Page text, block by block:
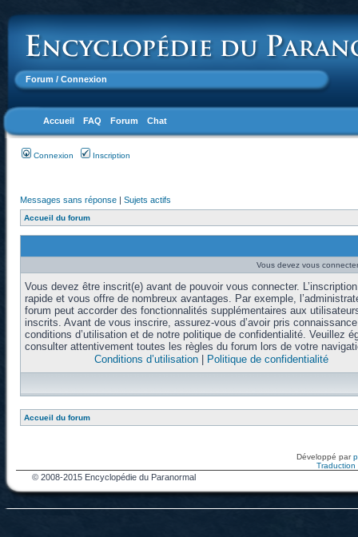
Forum / Connexion
Accueil FAQ Forum Chat
Connexion Inscription
Messages sans réponse | Sujets actifs
Accueil du forum
Vous devez vous
Vous devez être inscrit(e) avant de pouvoir vous connecter.
rapide et vous offre de nombreux avantages. Par exemple,
forum peut accorder des fonctionnalités supplémentaires aux
inscrits. Avant de vous inscrire, assurez-vous d’avoir pris
conditions d’utilisation et de notre politique de confidentialité. Veuillez
consulter attentivement toutes les règles du forum lors de votre
Conditions d’utilisation| Politique de confidentialité
Accueil du forum
Développé par
Traduction
© 2008-2015 Encyclopédie du Paranormal